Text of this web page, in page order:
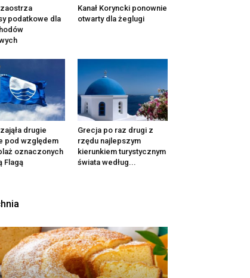
podatkowe dla
Kanał Koryncki ponownie
otwarty dla żeglugi
drugie
pod względem
oznaczonych
Flagą
Grecja po raz drugi z
rzędu najlepszym
kierunkiem turystycznym
świata według...